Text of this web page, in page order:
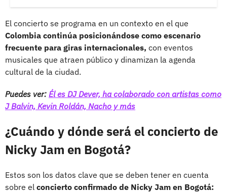
El concierto se programa en un contexto en el que
Colombia continúa posicionándose como escenario
frecuente para giras internacionales, con eventos
musicales que atraen público y dinamizan la agenda
cultural de la ciudad.
Puedes ver: Él es DJ Dever, ha colaborado con artistas como
J Balvin, Kevin Roldán, Nacho y más
¿Cuándo y dónde será el concierto de
Nicky Jam en Bogotá?
Estos son los datos clave que se deben tener en cuenta
sobre el concierto confirmado de Nicky Jam en Bogotá: